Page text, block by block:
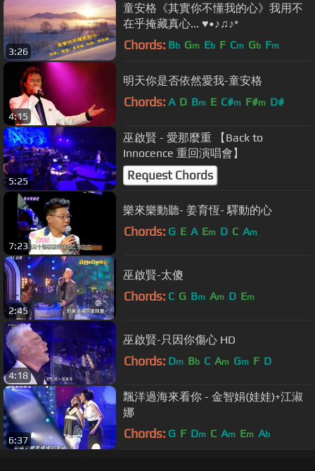
3:26
童安格《其實你不懂我的心》我用不
在乎掩藏真心... ♥•♪♫♪*
Chords: Bb Gm Eb F Cm Gb Fm
4:15
明天你是否依然愛我-童安格
Chords: A D Bm E C#m F#m D#
5:25
巫啟賢 - 愛那麼重 【Back to
Innocence 重回演唱會】
Request Chords
7:23
樂來樂動聽- 姜育恆- 驛動的心
Chords: G E A Em D C Am
2:45
巫啟賢-太傻
Chords: C G Bm Am D Em
4:18
巫啟賢-只因你傷心 HD
Chords: Dm Bb C Am Gm F D
6:37
飄洋過海來看你 - 金智娟(娃娃)+江淑
娜
Chords: G F Dm C Am Em Ab